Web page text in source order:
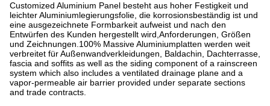
Customized Aluminium Panel besteht aus hoher Festigkeit und
leichter Aluminiumlegierungsfolie, die korrosionsbeständig ist und
eine ausgezeichnete Formbarkeit aufweist und nach den
Entwürfen des Kunden hergestellt wird,Anforderungen, Größen
und Zeichnungen.100% Massive Aluminiumplatten werden weit
verbreitet für Außenwandverkleidungen, Baldachin, Dachterrasse,
fascia and soffits as well as the siding component of a rainscreen
system which also includes a ventilated drainage plane and a
vapor-permeable air barrier provided under separate sections
and trade contracts.